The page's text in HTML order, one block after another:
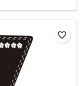
favorite_border